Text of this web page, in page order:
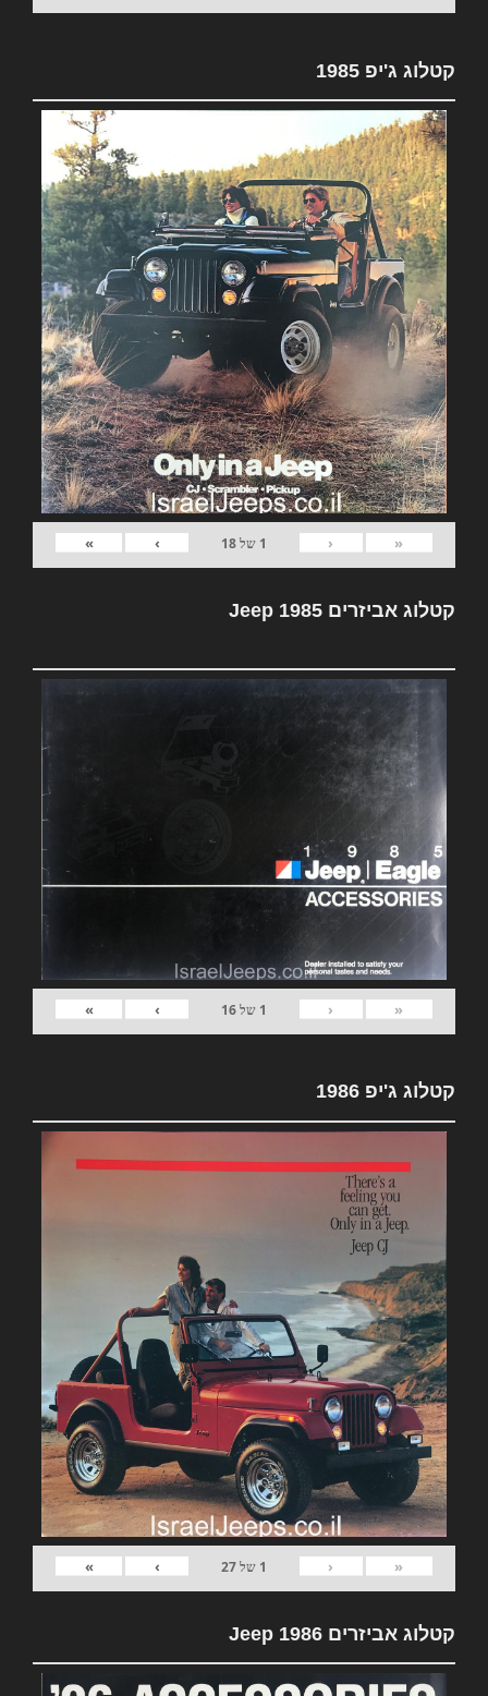
קטלוג ג'יפ 1985
«
‹
1 של18
›
»
קטלוג אביזרים Jeep 1985
«
‹
1 של16
›
»
קטלוג ג'יפ 1986
«
‹
1 של27
›
»
קטלוג אביזרים Jeep 1986